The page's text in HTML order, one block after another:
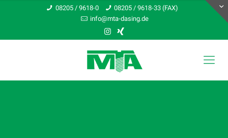
08205 / 9618-0
08205 / 9618-33 (FAX)
info@mta-dasing.de